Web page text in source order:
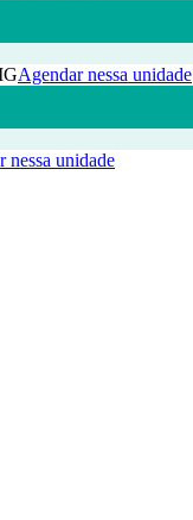
Agendar nessa unidade
nessa unidade